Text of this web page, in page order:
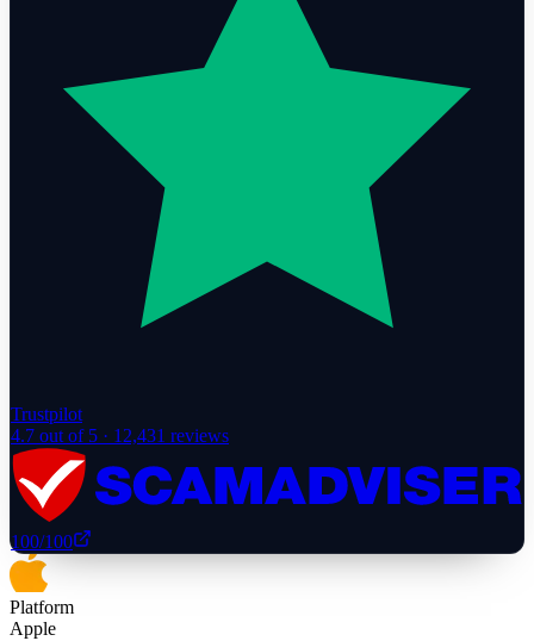
Trustpilot
4.7 out of 5 · 12,431 reviews
100/100
Platform
Apple